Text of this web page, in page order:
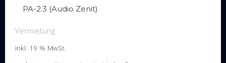
PA-2.3 (Audio Zenit)
Vermietung
inkl. 19 % MwSt.